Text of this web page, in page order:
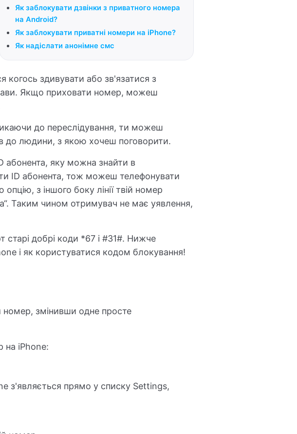
Як заблокувати дзвінки з приватного номера
на Android?
Як заблокувати приватні номери на iPhone?
Як надіслати анонімне смс
здивувати або зв'язатися з
Якщо приховати номер, можеш
до переслідування, ти можеш
до людини, з якою хочеш поговорити.
абонента, яку можна знайти в
ID абонента, тож можеш телефонувати
з іншого боку лінії твій номер
Таким чином отримувач не має уявлення,
старі добрі коди *67 і #31#. Нижче
і як користуватися кодом блокування!
змінивши одне просте
на iPhone:
з'являється прямо у списку Settings,